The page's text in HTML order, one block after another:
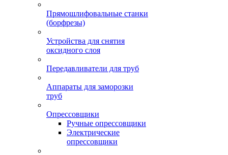
Прямошлифовальные станки
(борфрезы)
Устройства для снятия
оксидного слоя
Передавливатели для труб
Аппараты для заморозки
труб
Опрессовщики
Ручные опрессовщики
Электрические
опрессовщики